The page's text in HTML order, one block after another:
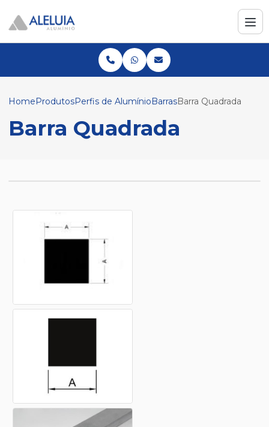
HomeProdutosPerfis de AlumínioBarrasBarra Quadrada
Barra Quadrada